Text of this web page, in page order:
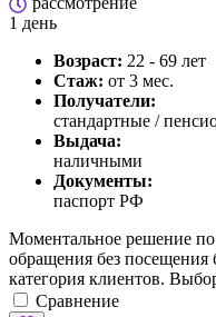
1 день
Возраст: 22 - 69 лет
Стаж: от 3 мес.
Получатели:
стандартные /
Выдача:
наличными
Документы:
паспорт РФ
Моментальное решение по
обращения без
категория клиентов.
Сравнение